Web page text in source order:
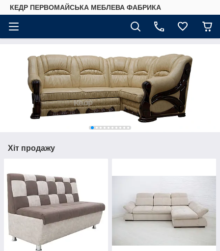
КЕДР ПЕРВОМАЙСЬКА МЕБЛЕВА ФАБРИКА
Хіт продажу